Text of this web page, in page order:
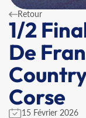
Retour
1/2
De
Corse
15 Février 2026